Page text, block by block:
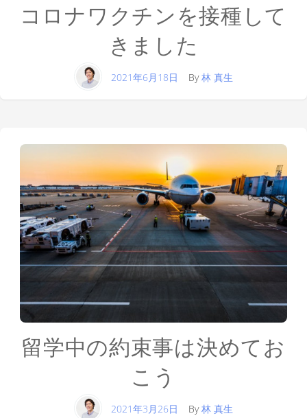
コロナワクチンを接種して
きました
2021年6月18日 By林 真生
留学中の約束事は決めてお
こう
2021年3月26日 By林 真生